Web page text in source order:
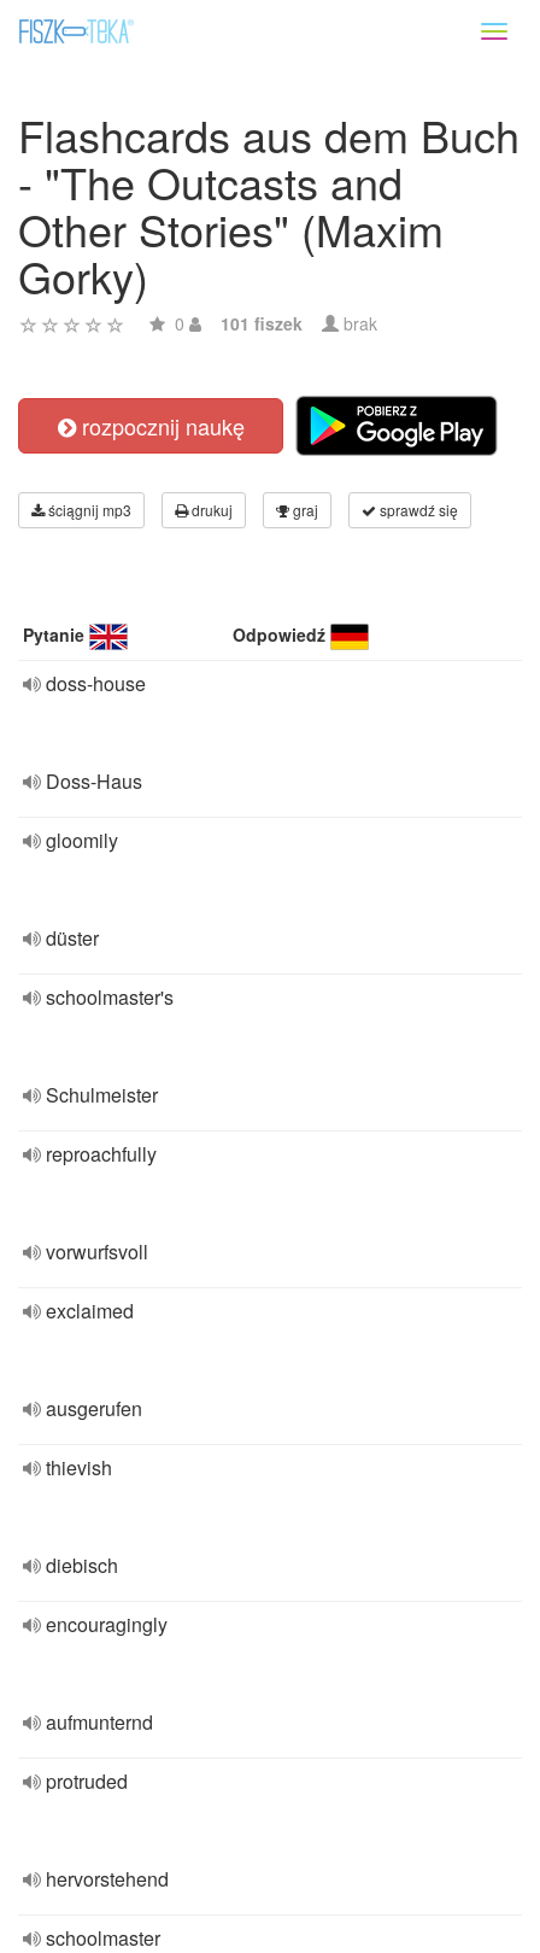
Flashcards aus dem Buch
- "The Outcasts and
Other Stories" (Maxim
Gorky)
0 101 fiszek brak
rozpocznij naukę
ściągnij mp3 drukuj graj sprawdź się
Pytanie Odpowiedź
doss-house
Doss-Haus
gloomily
düster
schoolmaster's
Schulmeister
reproachfully
vorwurfsvoll
exclaimed
ausgerufen
thievish
diebisch
encouragingly
aufmunternd
protruded
hervorstehend
schoolmaster